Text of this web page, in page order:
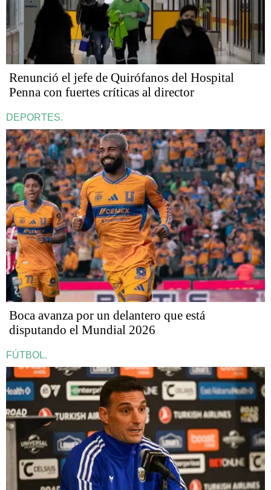
Renunció el jefe de Quirófanos del Hospital
Penna con fuertes críticas al director
DEPORTES.
Boca avanza por un delantero que está
disputando el Mundial 2026
FÚTBOL.